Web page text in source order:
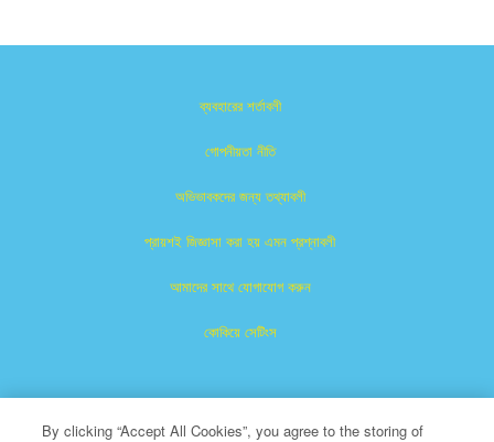
ব্যবহারের শর্তাবলী
গোপনীয়তা নীতি
অভিভাবকদের জন্য তথ্যাবলী
প্রায়শই জিজ্ঞাসা করা হয় এমন প্রশ্নাবলী
আমাদের সাথে যোগাযোগ করুন
কোকিয়ে সেটিংস
By clicking “Accept All Cookies”, you agree to the storing of